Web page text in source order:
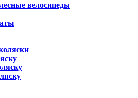
велосипеды